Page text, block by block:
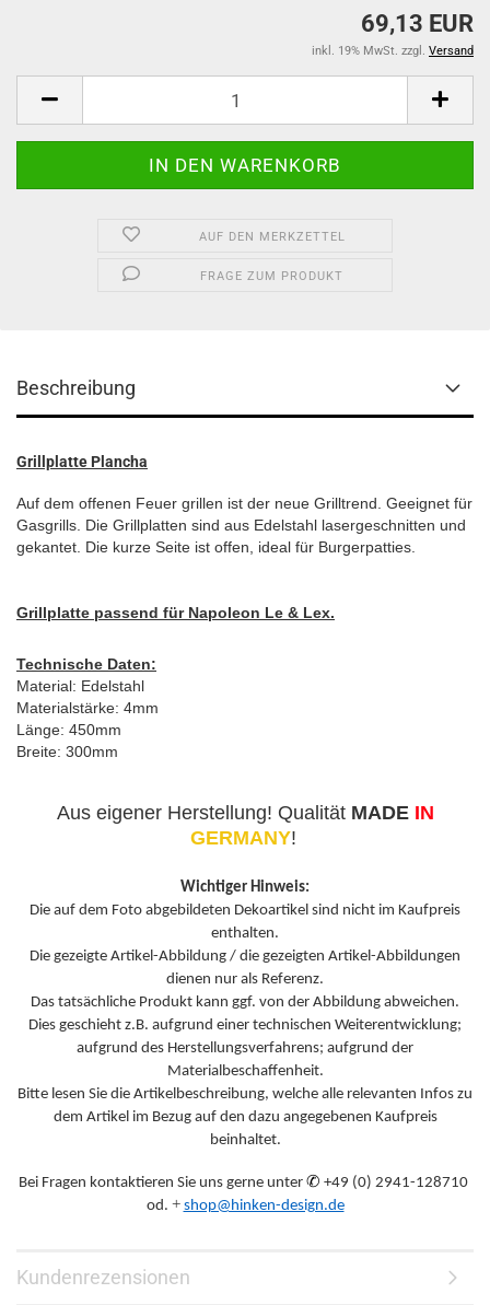
69,13 EUR
inkl. 19% MwSt. zzgl. Versand
AUF DEN MERKZETTEL
FRAGE ZUM PRODUKT
Beschreibung
Grillplatte Plancha
Auf dem offenen Feuer grillen ist der neue Grilltrend. Geeignet für
Gasgrills. Die Grillplatten sind aus Edelstahl lasergeschnitten und
gekantet. Die kurze Seite ist offen, ideal für Burgerpatties.
Grillplatte passend für Napoleon Le & Lex.
Technische Daten:
Material: Edelstahl
Materialstärke: 4mm
Länge: 450mm
Breite: 300mm
Aus eigener Herstellung! QualitätMADE IN
GERMANY!
Wichtiger Hinweis:
Die auf dem Foto abgebildeten Dekoartikel sind nicht im Kaufpreis
enthalten.
Die gezeigte Artikel-Abbildung / die gezeigten Artikel-Abbildungen
dienen nur als Referenz.
Das tatsächliche Produkt kann ggf. von der Abbildung abweichen.
Dies geschieht z.B. aufgrund einer technischen Weiterentwicklung;
aufgrund des Herstellungsverfahrens; aufgrund der
Materialbeschaffenheit.
Bitte lesen Sie die Artikelbeschreibung, welche alle relevanten Infos zu
dem Artikel im Bezug auf den dazu angegebenen Kaufpreis
beinhaltet.
Bei Fragen kontaktieren Sie uns gerne unter ✆ +49 (0) 2941-128710
od. + shop@hinken-design.de
Kundenrezensionen